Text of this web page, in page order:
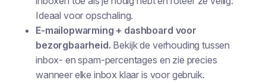
Ideaal voor opschaling.
E-mailopwarming + dashboard voor
bezorgbaarheid. Bekijk de verhouding tussen
inbox- en spam-percentages en zie precies
wanneer elke inbox klaar is voor gebruik.